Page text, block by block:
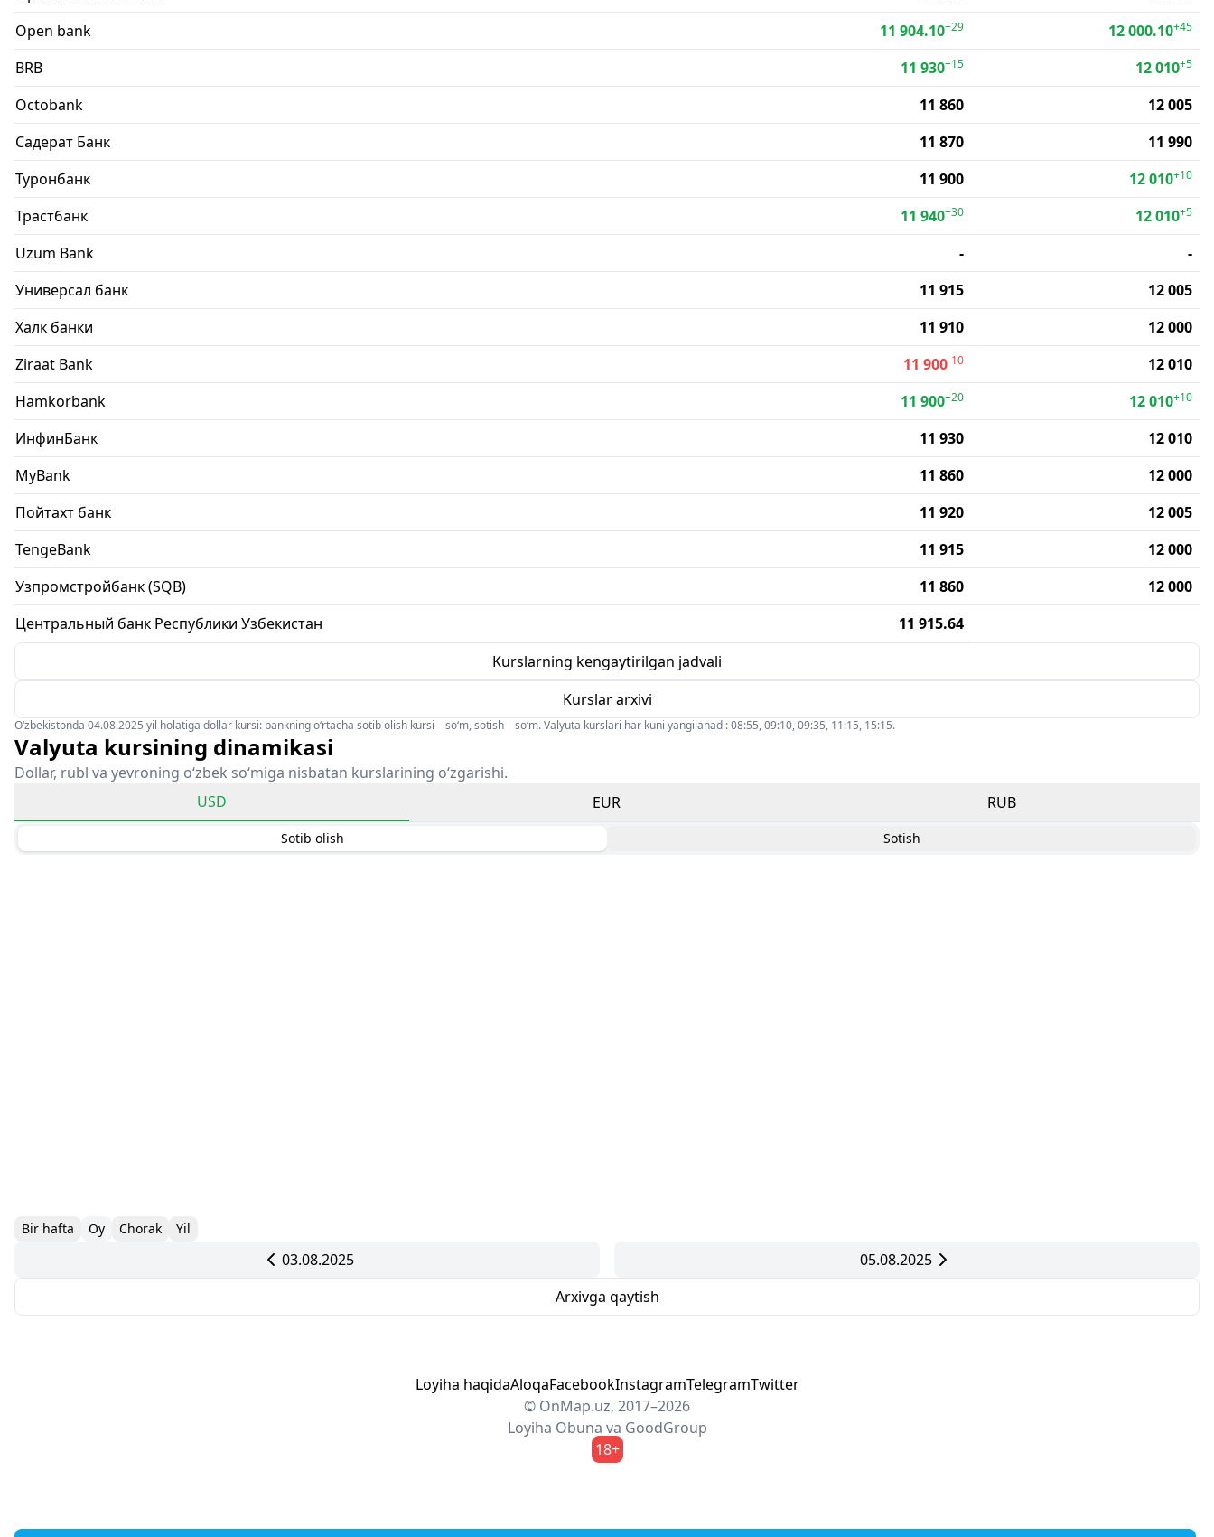
Open bank
11 904.10+29 12 000.10+45
BRB 11 930+15 12 010+5
Octobank 11 860
12 005
Садерат Банк
11 870
11 990
Туронбанк
11 900 12 010+10
Трастбанк 11 940+30 12 010+5
Uzum Bank -
-
Универсал банк
11 915
12 005
Халк банки
11 910
12 000
Ziraat Bank
11 900-10
12 010
Hamkorbank
11 900+20 12 010+10
ИнфинБанк 11 930
12 010
MyBank
11 860
12 000
Пойтахт банк
11 920
12 005
TengeBank
11 915
12 000
Узпромстройбанк (SQB)
11 860
12 000
Центральный банк Республики Узбекистан
11 915.64
Kurslarning kengaytirilgan jadvali
Kurslar arxivi
O‘zbekistonda 04.08.2025 yil holatiga dollar kursi: bankning o‘rtacha sotib olish kursi – so‘m, sotish – so‘m. Valyuta kurslari har kuni yangilanadi: 08:55, 09:10, 09:35, 11:15, 15:15.
Valyuta kursining dinamikasi
Dollar, rubl va yevroning o‘zbek so‘miga nisbatan kurslarining o‘zgarishi.
USD
EUR RUB
Sotib olish Sotish
Bir hafta Oy Chorak Yil
03.08.2025
05.08.2025
Arxivga qaytish
Loyiha haqidaAloqaFacebookInstagramTelegramTwitter
© OnMap.uz, 2017–2026
Loyiha Obuna va GoodGroup
18+